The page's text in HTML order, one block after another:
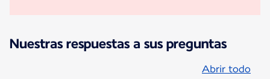
Nuestras respuestas a sus preguntas
Abrir todo